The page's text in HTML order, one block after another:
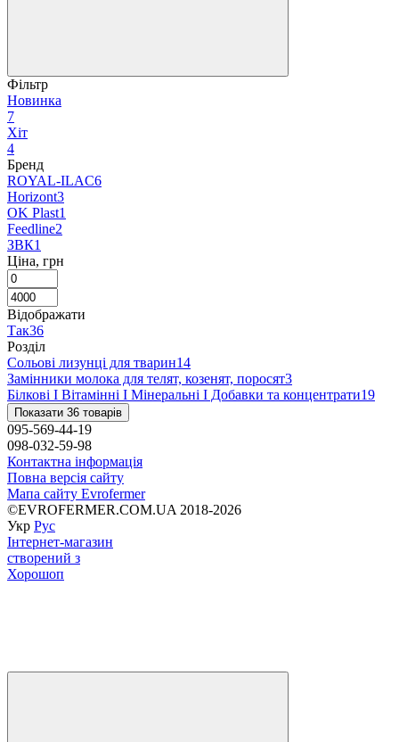
Фільтр
Новинка
7
Хіт
4
Бренд
ROYAL-ILAC6
Horizont3
OK Plast1
Feedline2
ЗВК1
Ціна, грн
Відображати
Так36
Розділ
Сольові лизунці для тварин14
Замінники молока для телят, козенят, поросят3
Білкові І Вітамінні І Мінеральні І Добавки та концентрати19
Показати 36 товарів
095-569-44-19
098-032-59-98
Контактна інформація
Повна версія сайту
Мапа сайту Evrofermer
©EVROFERMER.COM.UA 2018-2026
Укр Рус
Інтернет-магазин
створений з
Хорошоп